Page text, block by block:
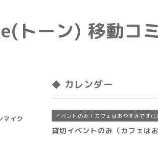
トーン) 移動コ
◆ カレンダー
イベントのみ「カフェはおやすみです
貸切イベントのみ（カフェは
イク